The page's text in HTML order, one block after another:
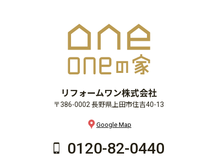
リフォームワン株式会社
〒386-0002 長野県上田市住吉40-13
Google Map
0120-82-0440